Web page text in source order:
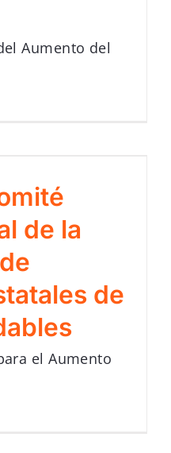
Aumento del
de la
de
el Aumento